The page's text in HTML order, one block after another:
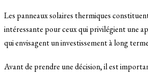
Les panneaux solaires thermiques
intéressante pour ceux qui privilégient une
qui envisagent un investissement à long
Avant de prendre une décision, il est